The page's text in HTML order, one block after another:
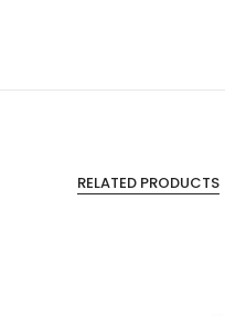
RELATED PRODUCTS